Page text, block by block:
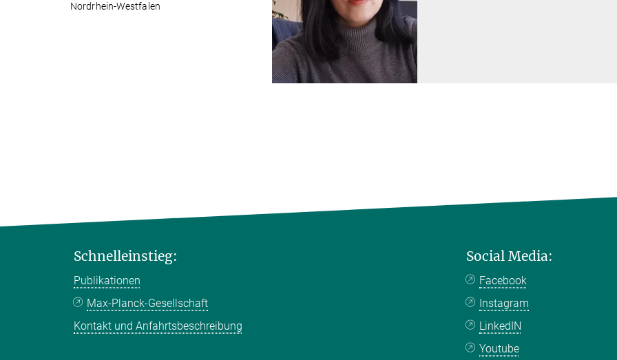
Nordrhein-Westfalen
Schnelleinstieg:
Publikationen
Max-Planck-Gesellschaft
Kontakt und Anfahrtsbeschreibung
Social Media:
Facebook
Instagram
LinkedIN
Youtube